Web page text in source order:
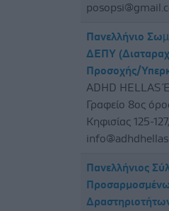
Πανελλήνιο
ΔΕΠΥ
Προσοχής/
ADHD HELLAS
Γραφείο 8ος
Κηφισίας 125-
Πανελλήνιος